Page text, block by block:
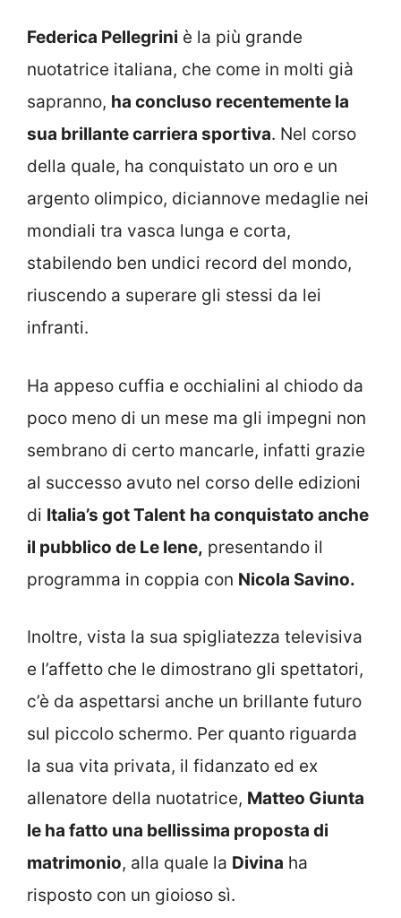
Federica Pellegrini è la più grande
nuotatrice italiana, che come in molti già
sapranno, ha concluso recentemente la
sua brillante carriera sportiva. Nel corso
della quale, ha conquistato un oro e un
argento olimpico, diciannove medaglie nei
mondiali tra vasca lunga e corta,
stabilendo ben undici record del mondo,
riuscendo a superare gli stessi da lei
infranti.
Ha appeso cuffia e occhialini al chiodo da
poco meno di un mese ma gli impegni non
sembrano di certo mancarle, infatti grazie
al successo avuto nel corso delle edizioni
di Italia’s got Talent ha conquistato anche
il pubblico de Le Iene, presentando il
programma in coppia con Nicola Savino.
Inoltre, vista la sua spigliatezza televisiva
e l’affetto che le dimostrano gli spettatori,
c’è da aspettarsi anche un brillante futuro
sul piccolo schermo. Per quanto riguarda
la sua vita privata, il fidanzato ed ex
allenatore della nuotatrice, Matteo Giunta
le ha fatto una bellissima proposta di
matrimonio, alla quale la Divina ha
risposto con un gioioso sì.